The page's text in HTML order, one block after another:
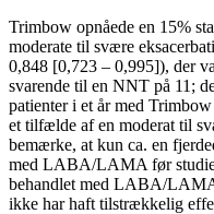
Trimbow opnåede en 15%
moderate til svære
0,848 [0,723 – 0,995]), der
svarende til en NNT på 11;
patienter i et år med
et tilfælde af en moderat til
bemærke, at kun ca. en
med LABA/LAMA før
behandlet med LABA/
ikke har haft tilstrækkelig